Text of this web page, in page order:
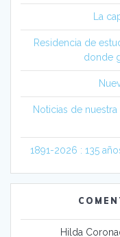
La
Residencia de
donde
Noticias de
1891-2026 : 135
Hilda